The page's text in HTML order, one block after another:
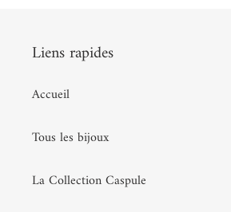
Liens rapides
Accueil
Tous les bijoux
La Collection Caspule